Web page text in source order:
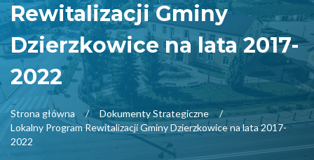
Rewitalizacji Gminy
Dzierzkowice na lata 2017-
2022
Strona główna
Dokumenty Strategiczne
Lokalny Program Rewitalizacji Gminy Dzierzkowice na lata 2017-
2022